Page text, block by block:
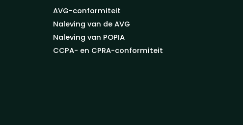
AVG-conformiteit
Naleving van de AVG
Naleving van POPIA
CCPA- en CPRA-conformiteit